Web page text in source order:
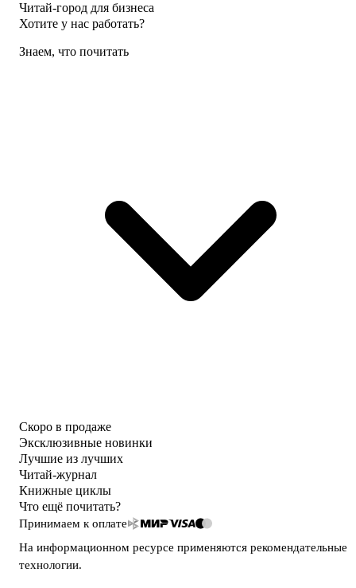
Читай-город для бизнеса
Хотите у нас работать?
Знаем, что почитать
Скоро в продаже
Эксклюзивные новинки
Лучшие из лучших
Читай-журнал
Книжные циклы
Что ещё почитать?
Принимаем к оплате
На информационном ресурсе применяются рекомендательные
технологии.